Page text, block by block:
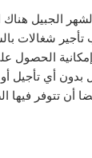
الجبيل
شغالات
الحصول
بدون أي تأجيل
أن تتوفر فيها